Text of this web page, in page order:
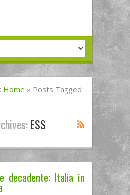
Home » Posts Tagged
ESS
decadente: Italia in